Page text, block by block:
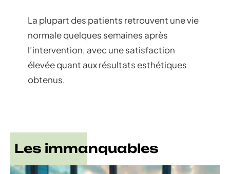
La plupart des patients retrouvent une vie
normale quelques semaines après
l’intervention, avec une satisfaction
élevée quant aux résultats esthétiques
obtenus.
Les immanquables